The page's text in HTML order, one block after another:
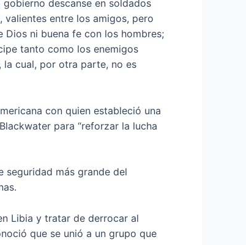
descanse en soldados
valientes entre los amigos, pero
ni buena fe con los hombres;
tanto como los enemigos
cual, por otra parte, no es
con quien estableció una
para “reforzar la lucha
más grande del
Libia y tratar de derrocar al
que se unió a un grupo que